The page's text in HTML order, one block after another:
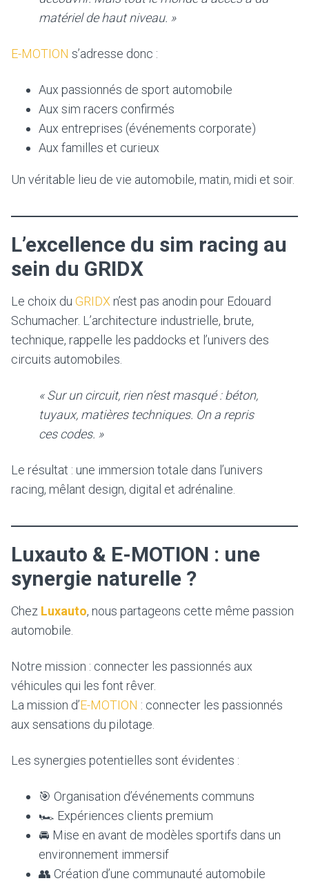
matériel de haut niveau. »
E-MOTION s’adresse donc :
Aux passionnés de sport automobile
Aux sim racers confirmés
Aux entreprises (événements corporate)
Aux familles et curieux
Un véritable lieu de vie automobile, matin, midi et soir.
L’excellence du sim racing au
sein du GRIDX
Le choix du GRIDX n’est pas anodin pour Edouard
Schumacher. L’architecture industrielle, brute,
technique, rappelle les paddocks et l’univers des
circuits automobiles.
« Sur un circuit, rien n’est masqué : béton,
tuyaux, matières techniques. On a repris
ces codes. »
Le résultat : une immersion totale dans l’univers
racing, mêlant design, digital et adrénaline.
Luxauto & E-MOTION : une
synergie naturelle ?
Chez Luxauto, nous partageons cette même passion
automobile.
Notre mission : connecter les passionnés aux
véhicules qui les font rêver.
La mission d’E-MOTION : connecter les passionnés
aux sensations du pilotage.
Les synergies potentielles sont évidentes :
🎯 Organisation d’événements communs
🏎️ Expériences clients premium
🚘 Mise en avant de modèles sportifs dans un
environnement immersif
👥 Création d’une communauté automobile